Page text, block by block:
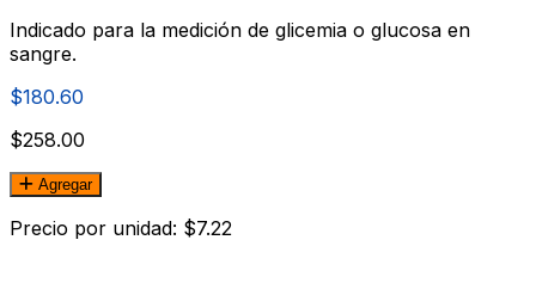
Indicado para la medición de glicemia o glucosa en
sangre.
$180.60
$258.00
Agregar
Precio por unidad: $7.22